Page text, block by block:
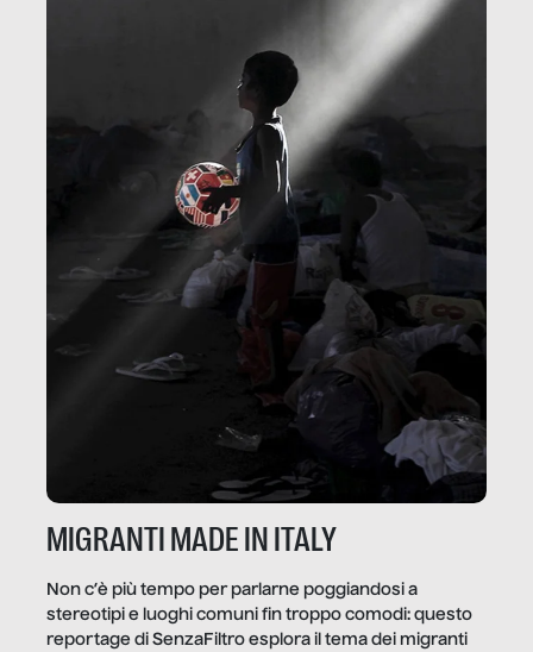
MIGRANTI MADE IN ITALY
Non c’è più tempo per parlarne poggiandosi a
stereotipi e luoghi comuni fin troppo comodi: questo
reportage di SenzaFiltro esplora il tema dei migranti